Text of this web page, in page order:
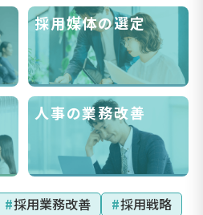
採用媒体の選定
人事の業務改善
#採用業務改善 #採用戦略